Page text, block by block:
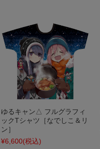
ゆるキャン△ フルグラフィ
ックTシャツ［なでしこ＆リ
ン］
¥6,600(税込)